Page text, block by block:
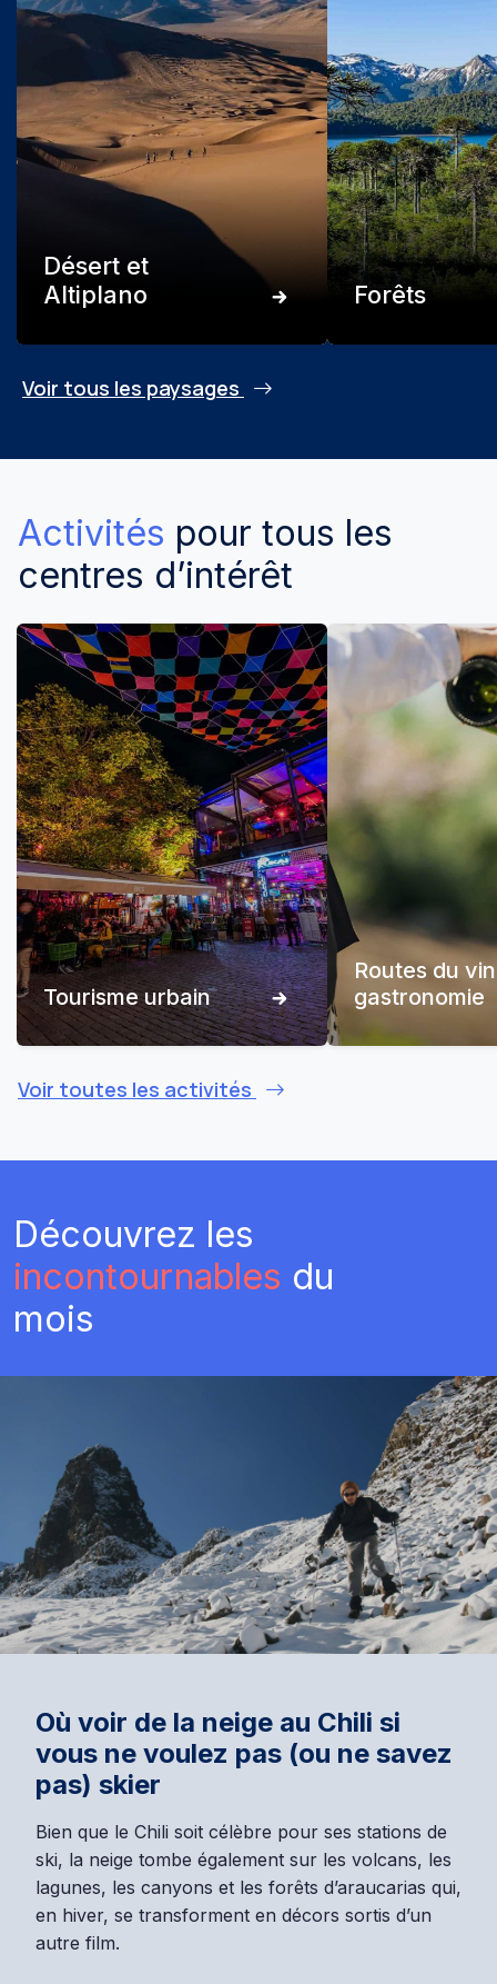
Désert et
Altiplano
Forêts
Voir tous les paysages
Activités pour tous les
centres d’intérêt
Tourisme urbain
Routes du
gastronomie
Voir toutes les activités
Découvrez les
incontournables du
mois
Où voir de la neige au Chili si
vous ne voulez pas (ou ne savez
pas) skier
Bien que le Chili soit célèbre pour ses stations de
ski, la neige tombe également sur les volcans, les
lagunes, les canyons et les forêts d’araucarias qui,
en hiver, se transforment en décors sortis d’un
autre film.